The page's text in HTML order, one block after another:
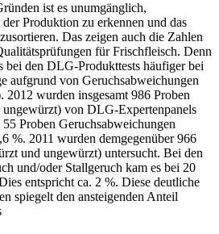
ist es unumgänglich,
Produktion zu erkennen und das
Das zeigen auch die Zahlen
für Frischfleisch. Denn
bei den DLG-Produkttests häufiger bei
aufgrund von Geruchsabweichungen
2012 wurden insgesamt 986 Proben
von DLG-Expertenpanels
Proben Geruchsabweichungen
%. 2011 wurden demgegenüber 966
und ungewürzt) untersucht. Bei den
und/oder Stallgeruch kam es bei 20
entspricht ca. 2 %. Diese deutliche
spiegelt den ansteigenden Anteil